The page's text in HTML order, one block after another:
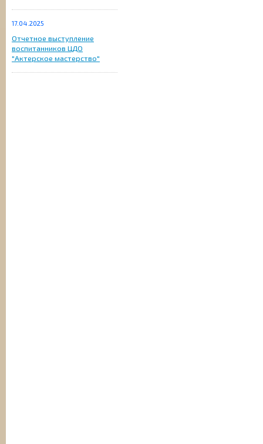
17.04.2025
Отчетное выступление
воспитанников ЦДО
"Актерское мастерство"